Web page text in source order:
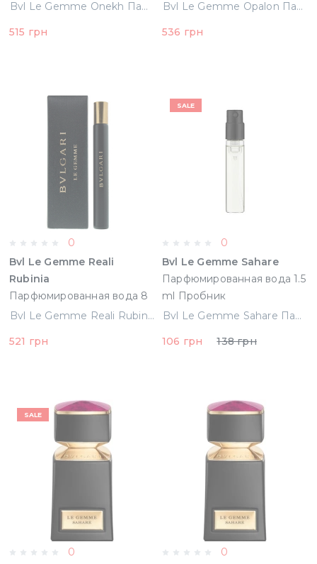
(783320404818)
Bvl Le Gemme Onekh Парфюмированная вода 8 ml Миниатюра (783320404818)
515 грн
(783320401701)
Bvl Le Gemme Opalon Парфюмированная вода 8 ml Миниатюра (783320401701)
536 грн
0
Bvl Le Gemme Reali
Rubinia
Парфюмированная вода 8
ml Миниатюра
Bvl Le Gemme Reali Rubinia Парфюмированная вода 8 ml Миниатюра (783320468506)
521 грн
SALE
0
Bvl Le Gemme Sahare
Парфюмированная вода 1.5
ml Пробник
Bvl Le Gemme Sahare Парфюмированная вода 1.5 ml Пробник
106 грн
138 грн
SALE
0
0